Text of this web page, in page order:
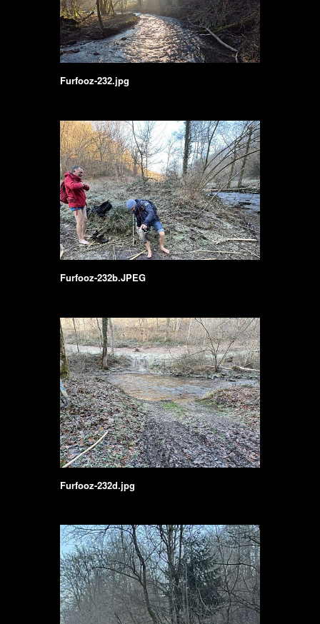
Furfooz-232.jpg
Furfooz-232b.JPEG
Furfooz-232d.jpg